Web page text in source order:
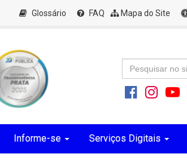
Glossário FAQ Mapa do Site
Informe-se Serviços Digitais